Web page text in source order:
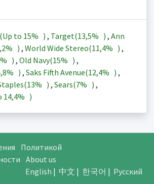
to 15% ) , Target(13,5% ) , Ann
) , World Wide Stereo(11,4% ) ,
) , Old Navy(15% ) ,
) , Saks Fifth Avenue(12,4% ) ,
13% ) , Sears(7% ) ,
14,4% )
Политикой
About us
English | 中文 | 한국어 | Русский